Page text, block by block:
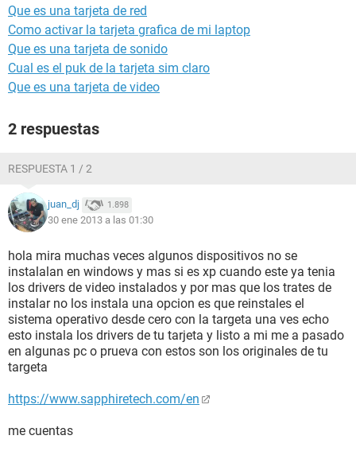
Que es una tarjeta de red
Como activar la tarjeta grafica de mi laptop
Que es una tarjeta de sonido
Cual es el puk de la tarjeta sim claro
Que es una tarjeta de video
2 respuestas
RESPUESTA 1 / 2
juan_dj 1.898
30 ene 2013 a las 01:30
hola mira muchas veces algunos dispositivos no se
instalalan en windows y mas si es xp cuando este ya tenia
los drivers de video instalados y por mas que los trates de
instalar no los instala una opcion es que reinstales el
sistema operativo desde cero con la targeta una ves echo
esto instala los drivers de tu tarjeta y listo a mi me a pasado
en algunas pc o prueva con estos son los originales de tu
targeta
https://www.sapphiretech.com/en
me cuentas